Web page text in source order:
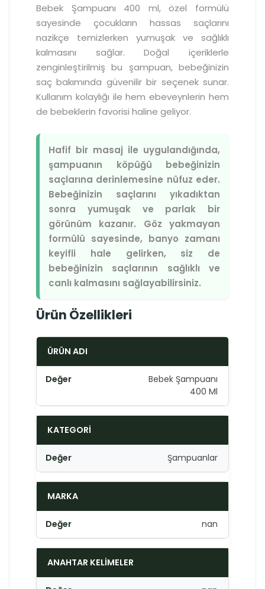
Bebek Şampuanı 400 ml, özel formülü
sayesinde çocukların hassas saçlarını
nazikçe temizlerken yumuşak ve sağlıklı
kalmasını sağlar. Doğal içeriklerle
zenginleştirilmiş bu şampuan, bebeğinizin
saç bakımında güvenilir bir seçenek sunar.
Kullanım kolaylığı ile hem ebeveynlerin hem
de bebeklerin favorisi haline geliyor.
Hafif bir masaj ile uygulandığında,
şampuanın köpüğü bebeğinizin
saçlarına derinlemesine nüfuz eder.
Bebeğinizin saçlarını yıkadıktan
sonra yumuşak ve parlak bir
görünüm kazanır. Göz yakmayan
formülü sayesinde, banyo zamanı
keyifli hale gelirken, siz de
bebeğinizin saçlarının sağlıklı ve
canlı kalmasını sağlayabilirsiniz.
Ürün Özellikleri
ÜRÜN ADI
Bebek Şampuanı
400 Ml
KATEGORI
Şampuanlar
MARKA
nan
ANAHTAR KELIMELER